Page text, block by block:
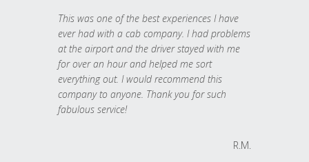
This was one of the best experiences I have
ever had with a cab company. I had problems
at the airport and the driver stayed with me
for over an hour and helped me sort
everything out. I would recommend this
company to anyone. Thank you for such
fabulous service!
R.M.